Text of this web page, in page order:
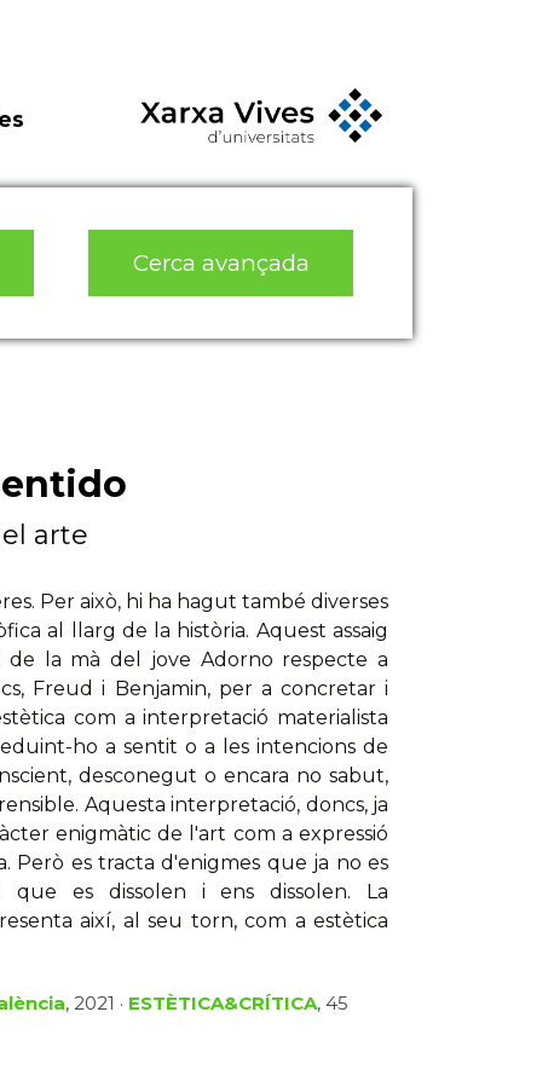
Cerca avançada
arte
Per això, hi ha hagut també diverses
al llarg de la història. Aquest assaig
la mà del jove Adorno respecte a
Freud i Benjamin, per a concretar i
com a interpretació materialista
ho a sentit o a les intencions de
desconegut o encara no sabut,
Aquesta interpretació, doncs, ja
enigmàtic de l'art com a expressió
Però es tracta d'enigmes que ja no es
que es dissolen i ens dissolen. La
així, al seu torn, com a estètica
, 2021 · ESTÈTICA&CRÍTICA, 45